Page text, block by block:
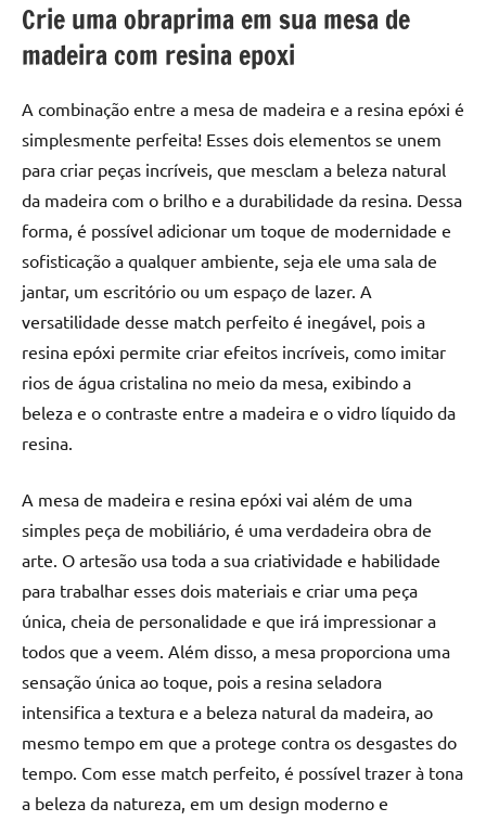
Crie uma obraprima em sua mesa de
madeira com resina epoxi
A combinação entre a mesa de madeira e a resina epóxi é
simplesmente perfeita! Esses dois elementos se unem
para criar peças incríveis, que mesclam a beleza natural
da madeira com o brilho e a durabilidade da resina. Dessa
forma, é possível adicionar um toque de modernidade e
sofisticação a qualquer ambiente, seja ele uma sala de
jantar, um escritório ou um espaço de lazer. A
versatilidade desse match perfeito é inegável, pois a
resina epóxi permite criar efeitos incríveis, como imitar
rios de água cristalina no meio da mesa, exibindo a
beleza e o contraste entre a madeira e o vidro líquido da
resina.
A mesa de madeira e resina epóxi vai além de uma
simples peça de mobiliário, é uma verdadeira obra de
arte. O artesão usa toda a sua criatividade e habilidade
para trabalhar esses dois materiais e criar uma peça
única, cheia de personalidade e que irá impressionar a
todos que a veem. Além disso, a mesa proporciona uma
sensação única ao toque, pois a resina seladora
intensifica a textura e a beleza natural da madeira, ao
mesmo tempo em que a protege contra os desgastes do
tempo. Com esse match perfeito, é possível trazer à tona
a beleza da natureza, em um design moderno e